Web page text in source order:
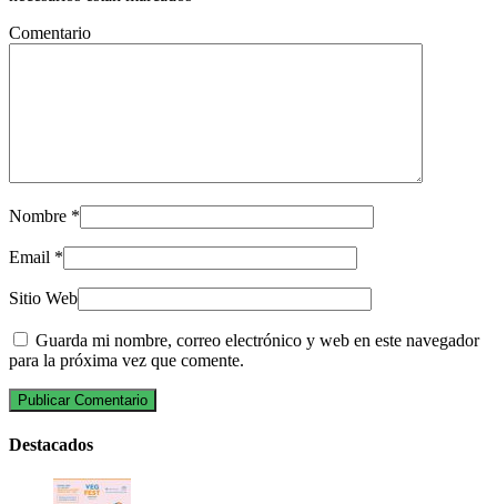
Comentario
Nombre *
Email *
Sitio Web
Guarda mi nombre, correo electrónico y web en este navegador
para la próxima vez que comente.
Destacados